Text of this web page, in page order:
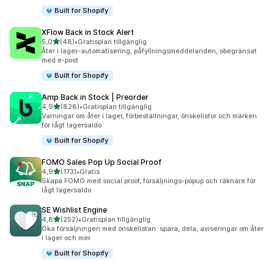
Built for Shopify
XFlow Back in Stock Alert
5,0av 5 stjärnor
(48)
48 recensioner totalt
•Gratisplan tillgänglig
Åter i lager-automatisering, påfyllningsmeddelanden, obegränsat
med e-post
Built for Shopify
Amp Back in Stock | Preorder
4,9av 5 stjärnor
(828)
828 recensioner totalt
•Gratisplan tillgänglig
Varningar om åter i lager, förbeställningar, önskelistor och märken
för lågt lagersaldo
Built for Shopify
FOMO Sales Pop Up Social Proof
4,9av 5 stjärnor
(173)
173 recensioner totalt
•Gratis
Skapa FOMO med social proof, försäljnings-popup och räknare för
lågt lagersaldo
SE Wishlist Engine
4,8av 5 stjärnor
(252)
252 recensioner totalt
•Gratisplan tillgänglig
Öka försäljningen med önskelistan: spara, dela, aviseringar om åter
i lager och mer.
Built for Shopify